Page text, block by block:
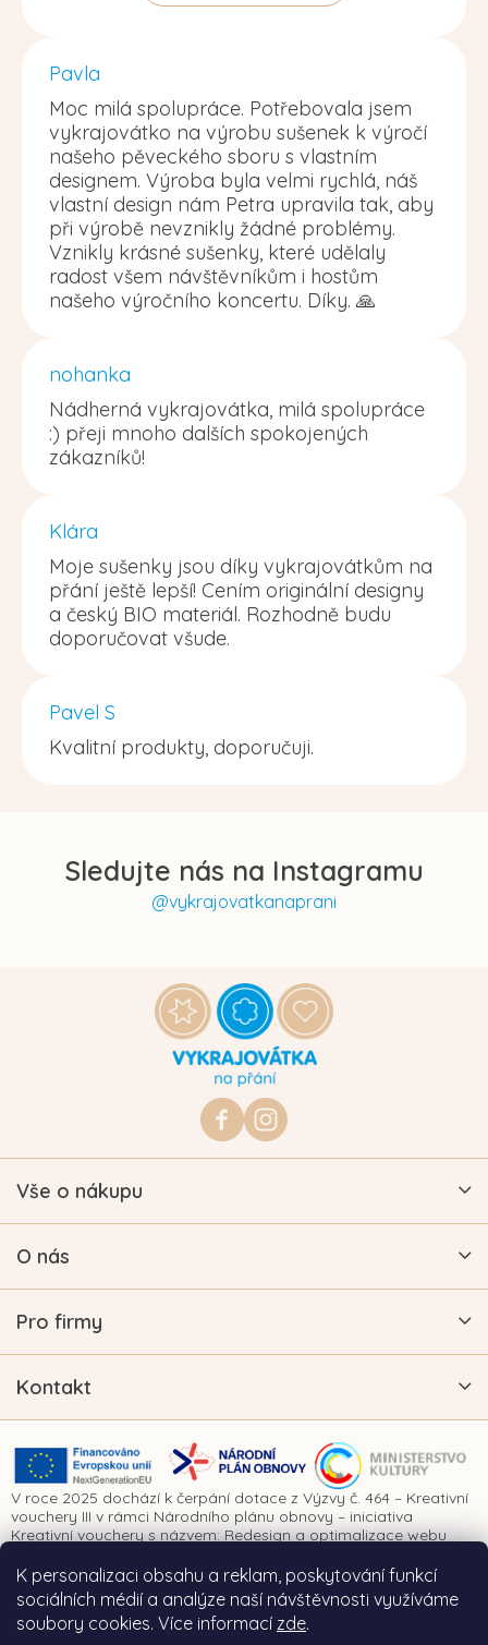
K personalizaci obsahu a reklam, poskytování funkcí
sociálních médií a analýze naší návštěvnosti využíváme
soubory cookies. Více informací zde.
Pavla
Moc milá spolupráce. Potřebovala jsem
vykrajovátko na výrobu sušenek k výročí
našeho pěveckého sboru s vlastním
designem. Výroba byla velmi rychlá, náš
vlastní design nám Petra upravila tak, aby
při výrobě nevznikly žádné problémy.
Vznikly krásné sušenky, které udělaly
radost všem návštěvníkům i hostům
našeho výročního koncertu. Díky. 🙏
nohanka
Nádherná vykrajovátka, milá spolupráce
:) přeji mnoho dalších spokojených
zákazníků!
Klára
Moje sušenky jsou díky vykrajovátkům na
přání ještě lepší! Cením originální designy
a český BIO materiál. Rozhodně budu
doporučovat všude.
Pavel S
Kvalitní produkty, doporučuji.
Sledujte nás na Instagramu
@vykrajovatkanaprani
https://www.facebook.com/
vykrajovatkanaprani.cz
Vše o nákupu
O nás
Pro firmy
Kontakt
V roce 2025 dochází k čerpání dotace z Výzvy č. 464 – Kreativní
vouchery III v rámci Národního plánu obnovy – iniciativa
Kreativní vouchery s názvem: Redesign a optimalizace webu
spoluúčasti Evropské unie prostřednictvím Národního plánu
obnovy a Ministerstva kultury České republiky.